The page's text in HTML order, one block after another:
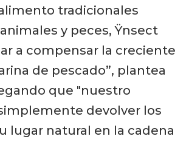
tradicionales
y peces, Ÿnsect
a compensar la creciente
de pescado”, plantea
que "nuestro
devolver los
lugar natural en la cadena